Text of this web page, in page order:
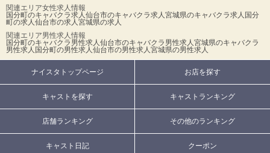
関連エリア女性求人情報
国分町のキャバクラ求人仙台市のキャバクラ求人宮城県のキャバクラ求人 国分
町の求人仙台市の求人宮城県の求人
関連エリア男性求人情報
国分町のキャバクラ男性求人仙台市のキャバクラ男性求人宮城県のキャバクラ
男性求人 国分町の男性求人仙台市の男性求人宮城県の男性求人
ナイスタトップページ お店を探す
キャストを探す キャストランキング
店舗ランキング その他のランキング
キャスト日記 クーポン